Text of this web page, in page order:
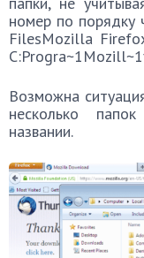
номер по порядку
FilesMozilla
Возможна
несколько
названии.